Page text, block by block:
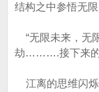
结构之中参悟无
“无限未来，无
劫……….接下来的
江离的思维闪烁